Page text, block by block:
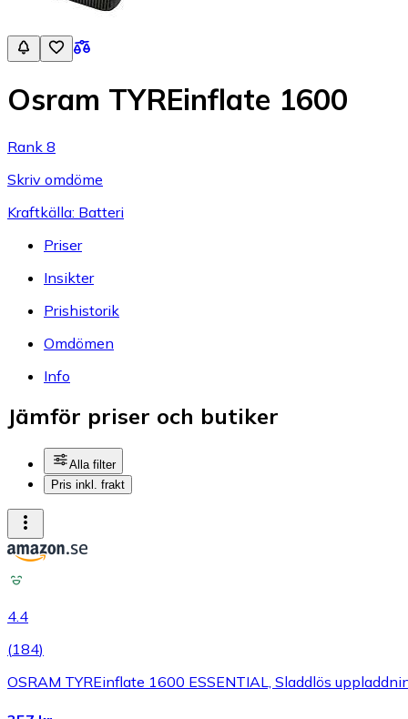
Osram TYREinflate 1600
Rank 8
Skriv omdöme
Kraftkälla: Batteri
Priser
Insikter
Prishistorik
Omdömen
Info
Jämför priser och butiker
Alla filter
Pris inkl. frakt
4.4
(184)
OSRAM TYREinflate 1600 ESSENTIAL, Sladdlös